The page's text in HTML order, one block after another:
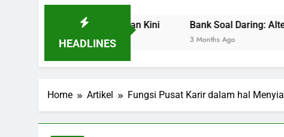
HEADLINES
Sukses di Zaman Kini Bank Soal Daring: Alternatif
Home Artikel Fungsi Pusat Karir dalam hal